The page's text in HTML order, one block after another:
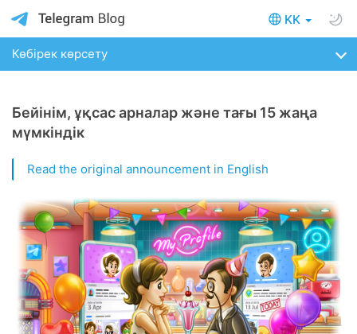
KK
Көбірек көрсету
Бейінім, ұқсас арналар және тағы 15 жаңа
мүмкіндік
Read the original announcement in English